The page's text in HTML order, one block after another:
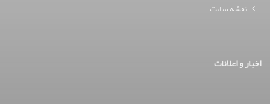
نقشه سایت
اخبار و اعلانات